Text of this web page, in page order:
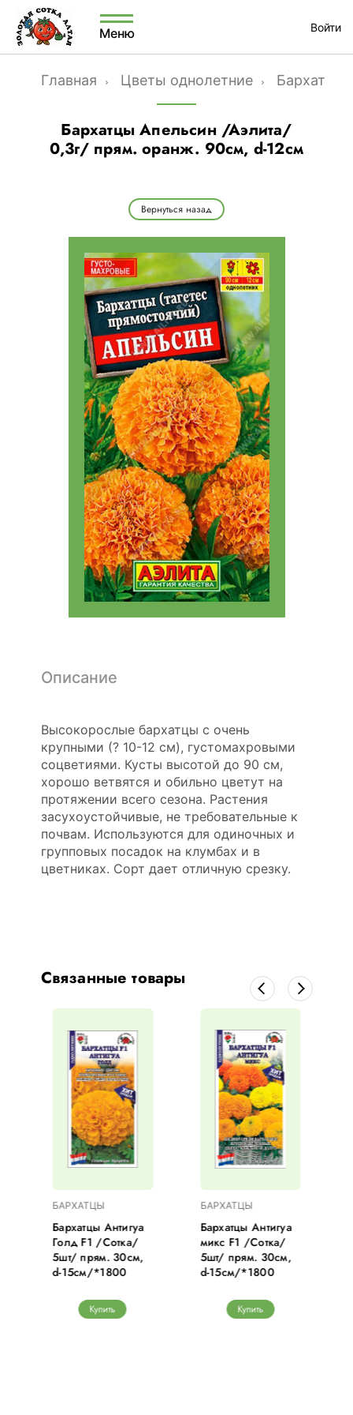
Меню Войти
Главная Цветы однолетние Бархатцы
Бархатцы Апельсин /Аэлита/
0,3г/ прям. оранж. 90см, d-12см
Вернуться назад
Описание
Высокорослые бархатцы с очень
крупными (? 10-12 см), густомахровыми
соцветиями. Кусты высотой до 90 см,
хорошо ветвятся и обильно цветут на
протяжении всего сезона. Растения
засухоустойчивые, не требовательные к
почвам. Используются для одиночных и
групповых посадок на клумбах и в
цветниках. Сорт дает отличную срезку.
Связанные товары
БАРХАТЦЫ
Бархатцы Антигуа
Голд F1 /Сотка/
5шт/ прям. 30см,
d-15см/*1800
Купить
БАРХАТЦЫ
Бархатцы Антигуа
микс F1 /Сотка/
5шт/ прям. 30см,
d-15см/*1800
Купить